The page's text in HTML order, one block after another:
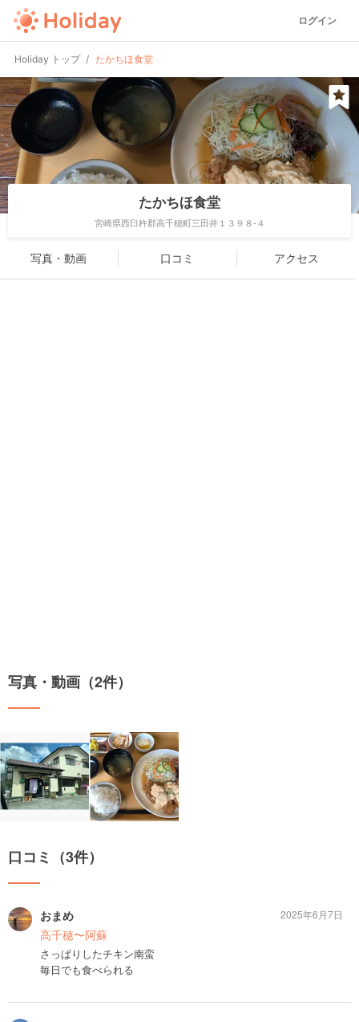
ログイン
Holiday トップ たかちほ食堂
たかちほ食堂
宮崎県西臼杵郡高千穂町三田井１３９８-４
写真・動画 口コミ アクセス
写真・動画（2件）
口コミ（3件）
おまめ
高千穂〜阿蘇
さっぱりしたチキン南蛮
毎日でも食べられる
2025年6月7日